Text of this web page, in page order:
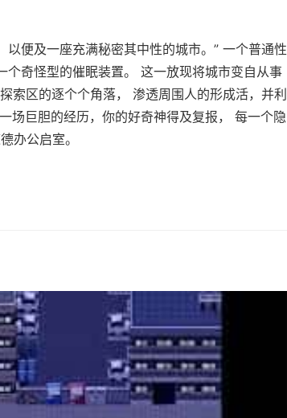
便及一座充满秘密其中性的城市。” 一个普通性
个奇怪型的催眠装置。 这一放现将城市变自从事
索区的逐个个角落， 渗透周围人的形成活，并利
场巨胆的经历，你的好奇神得及复报， 每一个隐
办公启室。